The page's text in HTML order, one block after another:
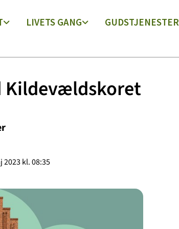
LIVETS GANG GUDSTJENESTER
Kildevældskoret
2023 kl. 08:35